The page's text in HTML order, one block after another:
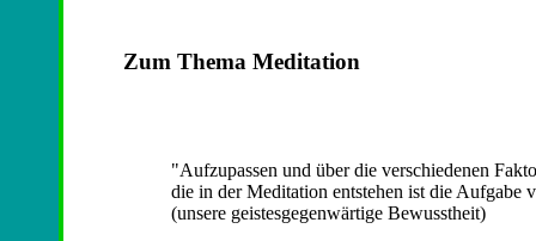
Zum Thema Meditation
"Aufzupassen und über die verschiedenen
die in der Meditation entstehen ist die Aufgabe
(unsere geistesgegenwärtige Bewusstheit)